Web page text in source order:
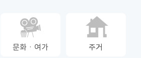
수 % (전년동월
문화ㆍ여가 주거